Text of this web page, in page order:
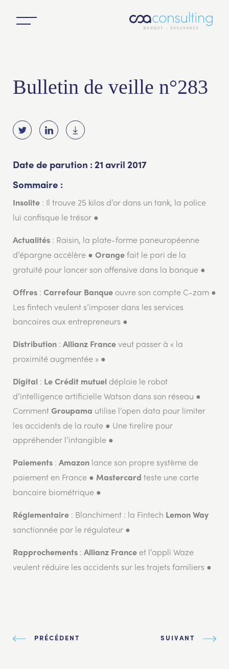
Bulletin de veille n°283
Date de parution : 21 avril 2017
Sommaire :
Insolite : Il trouve 25 kilos d’or dans un tank, la police
lui confisque le trésor ●
Actualités : Raisin, la plate-forme paneuropéenne
d’épargne accélère ● Orange fait le pari de la
gratuité pour lancer son offensive dans la banque ●
Offres : Carrefour Banque ouvre son compte C-zam ●
Les fintech veulent s’imposer dans les services
bancaires aux entrepreneurs ●
Distribution : Allianz France veut passer à « la
proximité augmentée » ●
Digital : Le Crédit mutuel déploie le robot
d’intelligence artificielle Watson dans son réseau ●
Comment Groupama utilise l’open data pour limiter
les accidents de la route ● Une tirelire pour
appréhender l’intangible ●
Paiements : Amazon lance son propre système de
paiement en France ● Mastercard teste une carte
bancaire biométrique ●
Réglementaire : Blanchiment : la Fintech Lemon Way
sanctionnée par le régulateur ●
Rapprochements : Allianz France et l’appli Waze
veulent réduire les accidents sur les trajets familiers ●
PRÉCÉDENT SUIVANT